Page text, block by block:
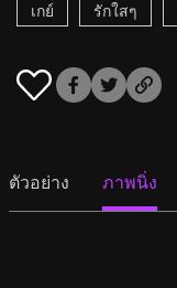
เกย์
รักใสๆ
ตัวอย่าง ภาพนิ่ง